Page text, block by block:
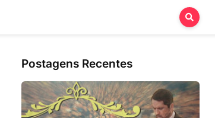
Postagens Recentes